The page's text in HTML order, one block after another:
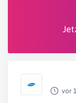
vor